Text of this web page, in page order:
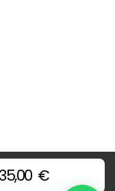
€